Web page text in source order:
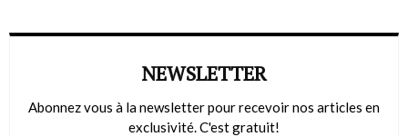
NEWSLETTER
Abonnez vous à la newsletter pour recevoir nos articles en
exclusivité. C'est gratuit!